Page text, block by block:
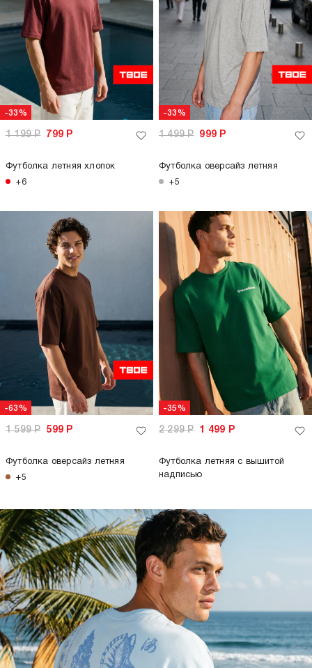
-33%
1 199Р 799 Р
Футболка летняя хлопок
+6
-33%
1 499Р 999 Р
Футболка оверсайз летняя
+5
-63%
1 599Р 599 Р
Футболка оверсайз летняя
+5
-35%
2 299Р 1 499 Р
Футболка летняя с вышитой
надписью